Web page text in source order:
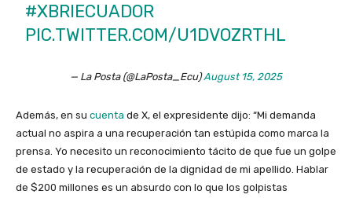
#XBRIECUADOR
PIC.TWITTER.COM/U1DVOZRTHL
— La Posta (@LaPosta_Ecu)August 15, 2025
Además, en su cuenta de X, el expresidente dijo: “Mi demanda
actual no aspira a una recuperación tan estúpida como marca la
prensa. Yo necesito un reconocimiento tácito de que fue un golpe
de estado y la recuperación de la dignidad de mi apellido. Hablar
de $200 millones es un absurdo con lo que los golpistas